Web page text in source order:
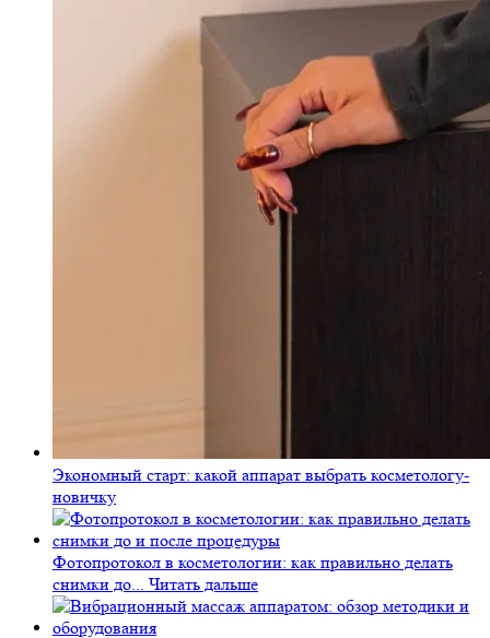
Экономный старт: какой аппарат выбрать косметологу-
новичку
Фотопротокол в косметологии: как правильно делать
снимки до... Читать дальше